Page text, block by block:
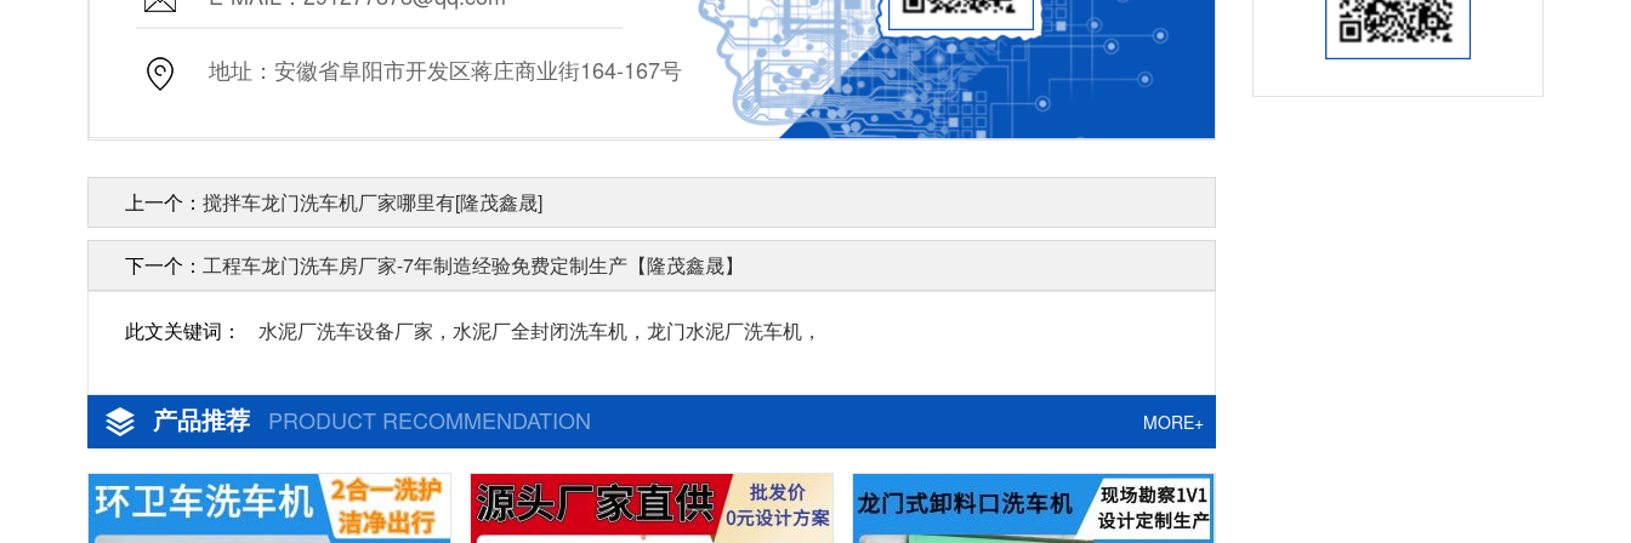
地址：安徽省阜阳市开发区蒋庄商业街164-167号
上一个： 搅拌车龙门洗车机厂家哪里有[隆茂鑫晟]
下一个： 工程车龙门洗车房厂家-7年制造经验免费定制生产【隆茂鑫晟】
此文关键词： 水泥厂洗车设备厂家，水泥厂全封闭洗车机，龙门水泥厂洗车机，
产品推荐 PRODUCT RECOMMENDATION MORE+